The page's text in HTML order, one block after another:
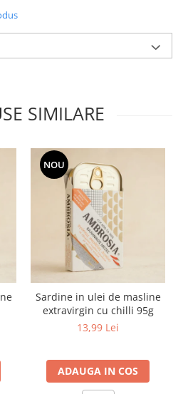
SIMILARE
NOU
Sardine in ulei de masline
extravirgin cu chilli 95g
13,99 Lei
ADAUGA IN COS